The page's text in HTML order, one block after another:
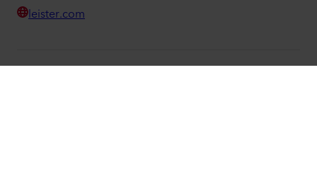
leister.com